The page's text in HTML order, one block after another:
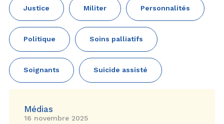
Justice Militer Personnalités
Politique Soins palliatifs
Soignants Suicide assisté
Médias
16 novembre 2025